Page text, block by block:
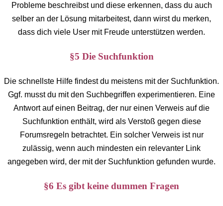
Probleme beschreibst und diese erkennen, dass du auch
selber an der Lösung mitarbeitest, dann wirst du merken,
dass dich viele User mit Freude unterstützen werden.
§5 Die Suchfunktion
Die schnellste Hilfe findest du meistens mit der Suchfunktion.
Ggf. musst du mit den Suchbegriffen experimentieren. Eine
Antwort auf einen Beitrag, der nur einen Verweis auf die
Suchfunktion enthält, wird als Verstoß gegen diese
Forumsregeln betrachtet. Ein solcher Verweis ist nur
zulässig, wenn auch mindesten ein relevanter Link
angegeben wird, der mit der Suchfunktion gefunden wurde.
§6 Es gibt keine dummen Fragen